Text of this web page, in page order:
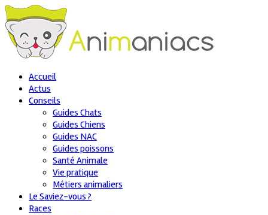
Accueil
Actus
Conseils
Guides Chats
Guides Chiens
Guides NAC
Guides poissons
Santé Animale
Vie pratique
Métiers animaliers
Le Saviez-vous ?
Races